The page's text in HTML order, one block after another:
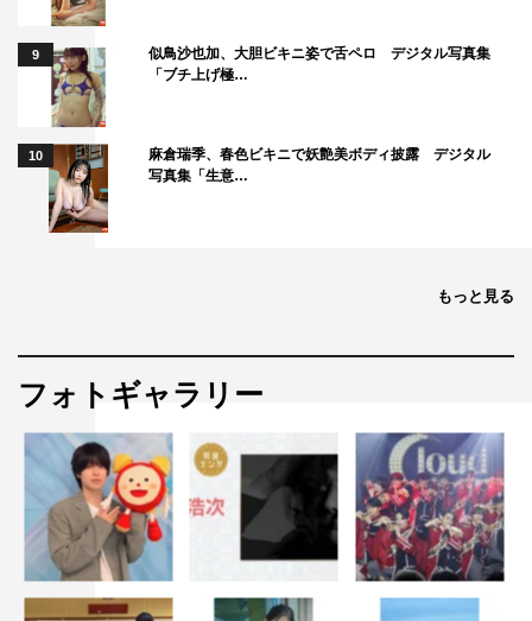
9
似鳥沙也加、大胆ビキニ姿で舌ペロ デジタル写真集
「ブチ上げ極…
10
麻倉瑞季、春色ビキニで妖艶美ボディ披露 デジタル
写真集「生意…
もっと見る
フォトギャラリー